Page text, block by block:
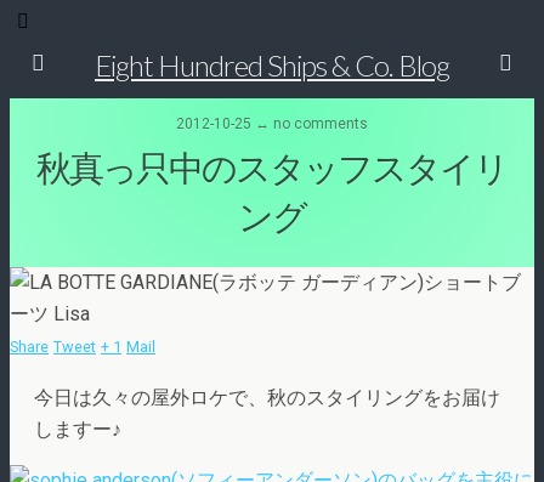
Eight Hundred Ships & Co. Blog
2012-10-25 ↔ no comments
秋真っ只中のスタッフスタイリ
ング
Share Tweet + 1 Mail
今日は久々の屋外ロケで、秋のスタイリングをお届け
しますー♪